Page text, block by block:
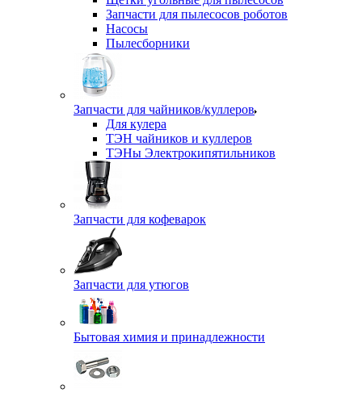
Запчасти для пылесосов роботов
Насосы
Пылесборники
Запчасти для чайников/куллеров
Для кулера
ТЭН чайников и куллеров
ТЭНы Электрокипятильников
Запчасти для кофеварок
Запчасти для утюгов
Бытовая химия и принадлежности